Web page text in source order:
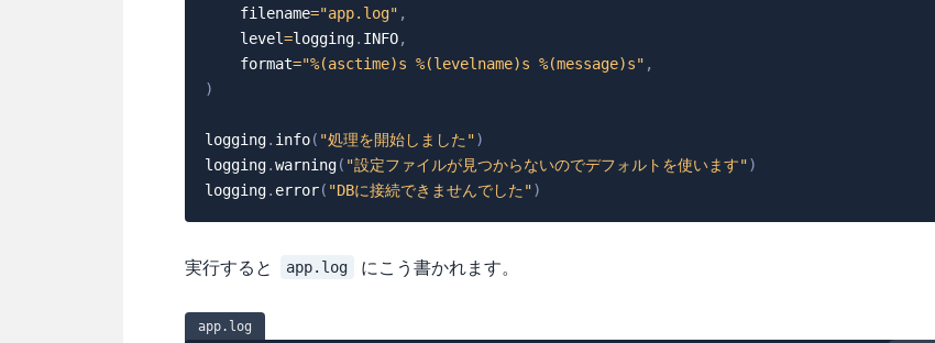
    filename
="app.log" ,
    level
=logging. INFO,
format="%(asctime)s %(levelname)s %(message)s" ,
)
logging. info( "処理を開始しました")
logging.warning( "設定ファイルが見つからないのでデフォルトを使います")
logging. error( "DBに接続できませんでした")
実行すると app.log にこう書かれます。
app.log